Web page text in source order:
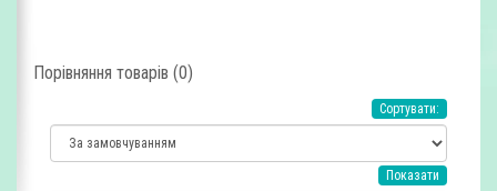
Порівняння товарів (0)
Сортувати:
Показати